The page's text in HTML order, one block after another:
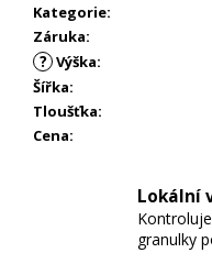
Kategorie:
Záruka:
? Výška:
Šířka:
Tloušťka:
Cena:
Lokální
granulky